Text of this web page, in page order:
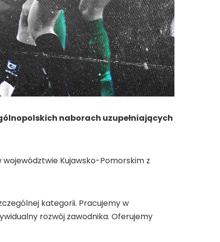
naborach uzupełniających
województwie Kujawsko-Pomorskim z
kategorii. Pracujemy w
rozwój zawodnika. Oferujemy